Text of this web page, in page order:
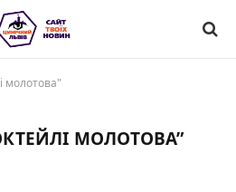
молотова"
МОЛОТОВА”